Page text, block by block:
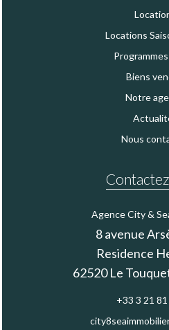
Locations
Biens
Notre
Nous
Agence City &
8 avenue
Residence
62520Le
+33 3 21 81